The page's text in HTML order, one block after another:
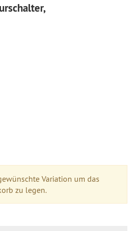
Variation um das
zu legen.